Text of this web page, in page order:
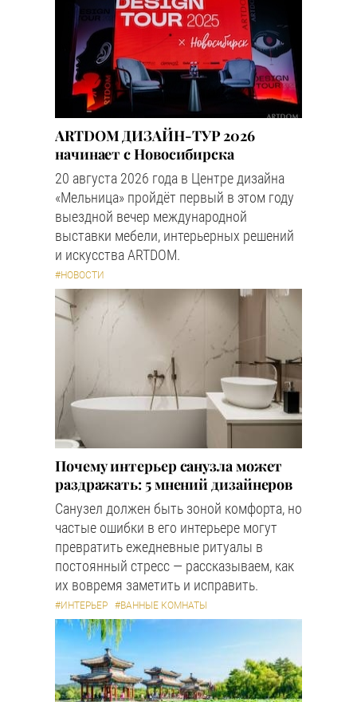
ARTDOM ДИЗАЙН-ТУР 2026
начинает с Новосибирска
20 августа 2026 года в Центре дизайна
«Мельница» пройдёт первый в этом году
выездной вечер международной
выставки мебели, интерьерных решений
и искусства ARTDOM.
#НОВОСТИ
Почему интерьер санузла может
раздражать: 5 мнений дизайнеров
Санузел должен быть зоной комфорта, но
частые ошибки в его интерьере могут
превратить ежедневные ритуалы в
постоянный стресс — рассказываем, как
их вовремя заметить и исправить.
#ИНТЕРЬЕР #ВАННЫЕ КОМНАТЫ